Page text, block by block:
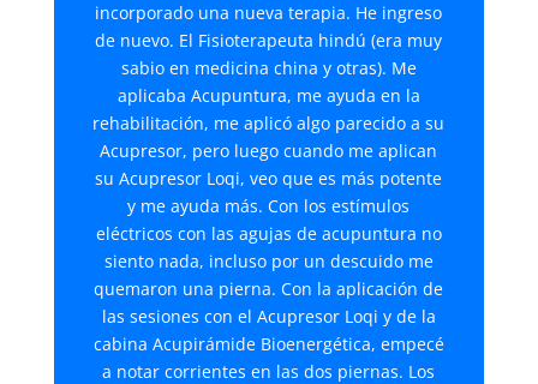
incorporado una nueva terapia. He ingreso
de nuevo. El Fisioterapeuta hindú (era muy
sabio en medicina china y otras). Me
aplicaba Acupuntura, me ayuda en la
rehabilitación, me aplicó algo parecido a su
Acupresor, pero luego cuando me aplican
su Acupresor Loqi, veo que es más potente
y me ayuda más. Con los estímulos
eléctricos con las agujas de acupuntura no
siento nada, incluso por un descuido me
quemaron una pierna. Con la aplicación de
las sesiones con el Acupresor Loqi y de la
cabina Acupirámide Bioenergética, empecé
a notar corrientes en las dos piernas. Los